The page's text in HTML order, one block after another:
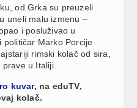
od Grka su preuzeli
uneli malu izmenu –
i posluživao u
političar Marko Porcije
rimski kolač od sira,
u Italiji.
kuvar, na eduTV,
kolač.